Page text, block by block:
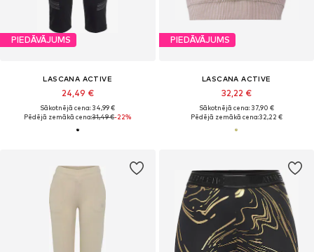
PIEDĀVĀJUMS
LASCANA ACTIVE
24,49 €
Sākotnējā cena: 34,99 €
Pēdējā zemākā cena:31,49 €-22%
PIEDĀVĀJUMS
LASCANA ACTIVE
32,22 €
Sākotnējā cena: 37,90 €
Pēdējā zemākā cena:32,22 €